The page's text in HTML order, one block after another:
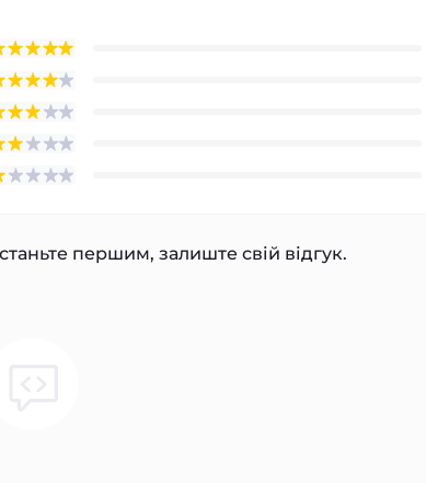
першим, залиште свій відгук.